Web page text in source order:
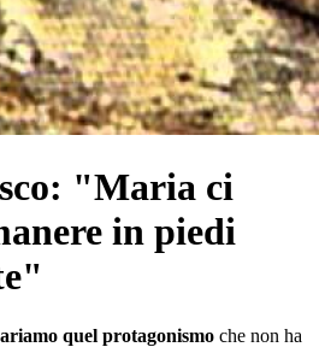
"Maria ci
in piedi
quel protagonismo che non ha